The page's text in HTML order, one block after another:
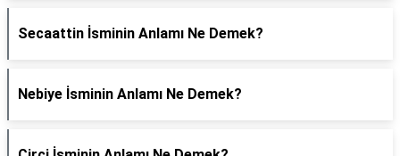
Secaattin İsminin Anlamı Ne Demek?
Nebiye İsminin Anlamı Ne Demek?